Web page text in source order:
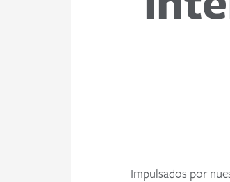
Impulsados por